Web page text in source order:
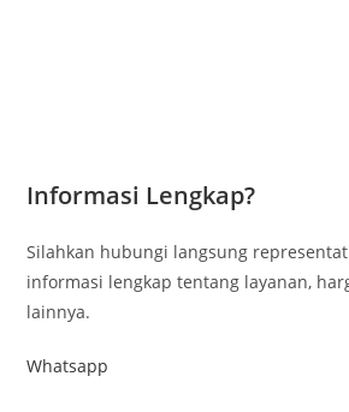
Informasi Lengkap?
Silahkan hubungi langsung
informasi lengkap tentang layanan,
lainnya.
Whatsapp